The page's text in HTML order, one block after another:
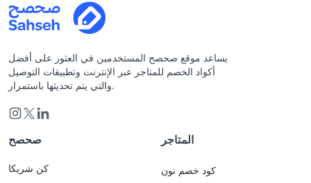
يساعد موقع صحصح المستخدمين في العثور على أفضل
أكواد الخصم للمتاجر عبر الإنترنت وتطبيقات التوصيل
والتي يتم تحديثها باستمرار.
صحصح
كن شريكا
المتاجر
كود خصم نون